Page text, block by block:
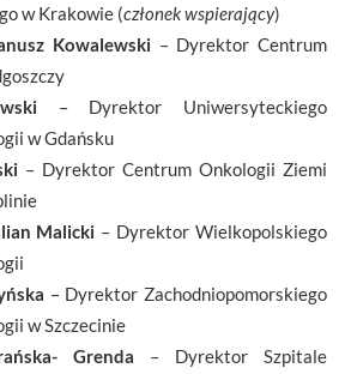
w Krakowie (członek wspierający)
Kowalewski – Dyrektor Centrum
– Dyrektor Uniwersyteckiego
w Gdańsku
– Dyrektor Centrum Onkologii Ziemi
Malicki – Dyrektor Wielkopolskiego
– Dyrektor Zachodniopomorskiego
w Szczecinie
Grenda – Dyrektor Szpitale